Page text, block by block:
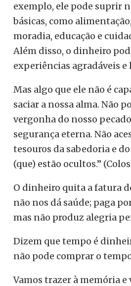
exemplo, ele pode suprir
básicas, como
moradia, educação e
Além disso, o dinheiro
experiências agradáveis e
Mas algo que ele não é
saciar a nossa alma. Não
vergonha do nosso
segurança eterna. Não
tesouros da sabedoria e
(que) estão ocultos.”
O dinheiro quita a fatura
não nos dá saúde; paga
mas não produz alegria
Dizem que tempo é
não pode comprar o
Vamos trazer à memória e